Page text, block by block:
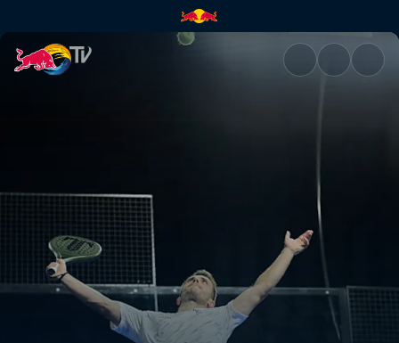
Viertelfinale: Secondary